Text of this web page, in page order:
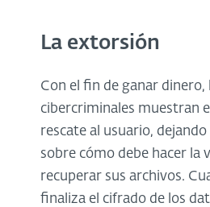
La extorsión
Con el fin de ganar dinero,
cibercriminales muestran
rescate al usuario,
sobre cómo debe hacer la
recuperar sus archivos.
finaliza el cifrado de los